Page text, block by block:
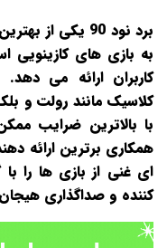
برد نود 90 یکی
به بازی‌ های
کاربران ارائه می‌
کلاسیک مانند رولت و
همکاری برترین ارائه‌
ای غنی از بازی‌ ها را
کننده و صداگذاری